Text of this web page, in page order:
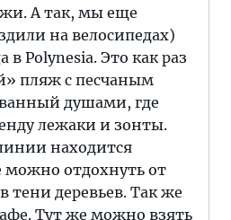
А так, мы еще
на велосипедах)
в Polynesia. Это как раз
пляж с песчаным
душами, где
лежаки и зонты.
находится
можно отдохнуть от
тени деревьев. Так же
Тут же можно взять